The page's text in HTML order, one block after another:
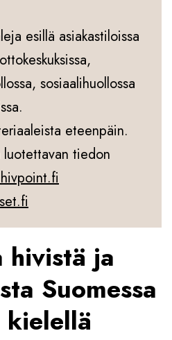
esillä asiakastiloissa
sosiaalihuollossa
eteenpäin.
tiedon
hivistä ja
Suomessa
kielellä